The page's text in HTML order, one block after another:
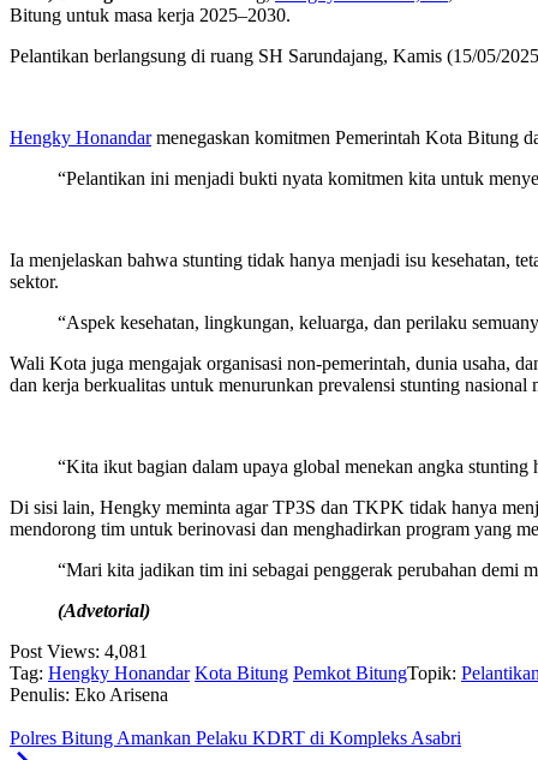
Bitung untuk masa kerja 2025–2030.
Pelantikan berlangsung di ruang SH Sarundajang, Kamis (15/05/
Hengky Honandarmenegaskan komitmen Pemerintah Kota Bitung
“Pelantikan ini menjadi bukti nyata komitmen kita untuk
Ia menjelaskan bahwa stunting tidak hanya menjadi isu kesehatan,
sektor.
“Aspek kesehatan, lingkungan, keluarga, dan perilaku
Wali Kota juga mengajak organisasi non-pemerintah, dunia usaha,
dan kerja berkualitas untuk menurunkan prevalensi stunting nasional
“Kita ikut bagian dalam upaya global menekan angka stunting
Di sisi lain, Hengky meminta agar TP3S dan TKPK tidak hanya
mendorong tim untuk berinovasi dan menghadirkan program yang
“Mari kita jadikan tim ini sebagai penggerak perubahan demi
(Advetorial)
Post Views: 4,081
Tag: Hengky Honandar Kota Bitung Pemkot BitungTopik:
Penulis: Eko Arisena
Polres Bitung Amankan Pelaku KDRT di Kompleks Asabri